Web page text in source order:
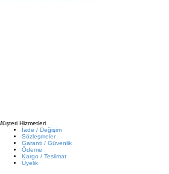
Hizmetleri
İade / Değişim
Sözleşmeler
Garanti / Güvenlik
Ödeme
Kargo / Teslimat
Üyelik